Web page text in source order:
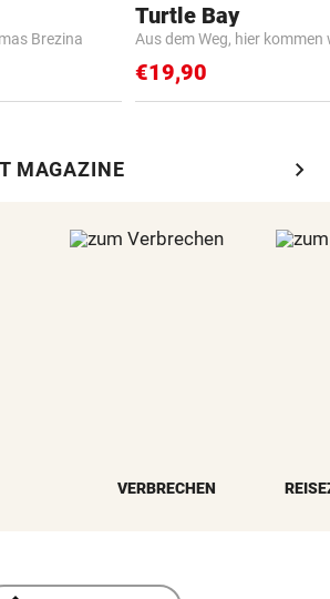
Brezina
Turtle Bay
Aus dem Weg, hier kommen
€19,90
MAGAZINE chevron_right
VERBRECHEN